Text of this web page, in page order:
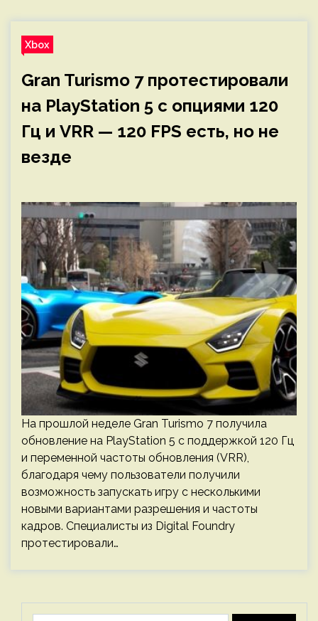
Xbox
Gran Turismo 7 протестировали
на PlayStation 5 с опциями 120
Гц и VRR — 120 FPS есть, но не
везде
На прошлой неделе Gran Turismo 7 получила
обновление на PlayStation 5 с поддержкой 120 Гц
и переменной частоты обновления (VRR),
благодаря чему пользователи получили
возможность запускать игру с несколькими
новыми вариантами разрешения и частоты
кадров. Специалисты из Digital Foundry
протестировали…